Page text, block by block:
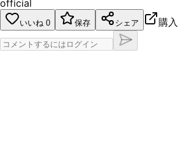
official
いいね 0 保存 シェア 購